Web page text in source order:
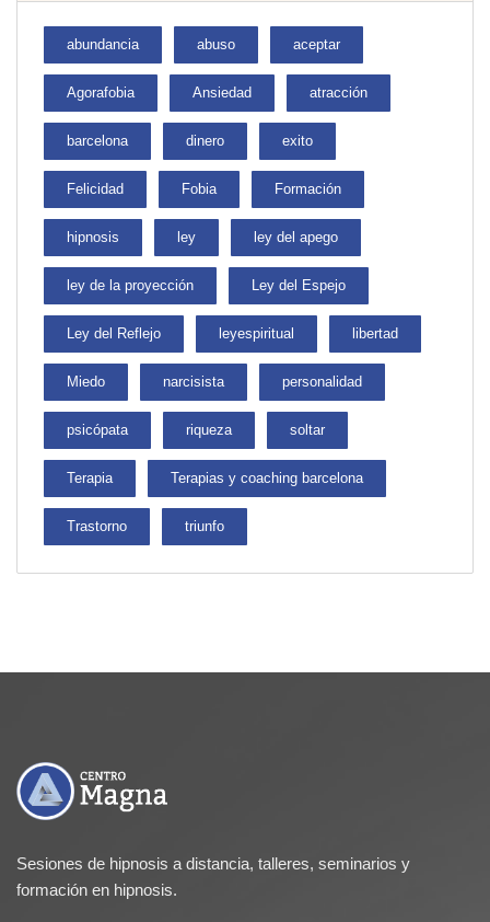
abundancia abuso aceptar
Agorafobia Ansiedad atracción
barcelona dinero exito
Felicidad Fobia Formación
hipnosis ley ley del apego
ley de la proyección Ley del Espejo
Ley del Reflejo leyespiritual libertad
Miedo narcisista personalidad
psicópata riqueza soltar
Terapia Terapias y coaching barcelona
Trastorno triunfo
Sesiones de hipnosis a distancia, talleres, seminarios y
formación en hipnosis.